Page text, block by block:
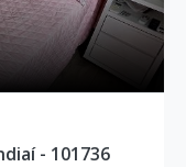
- 101736